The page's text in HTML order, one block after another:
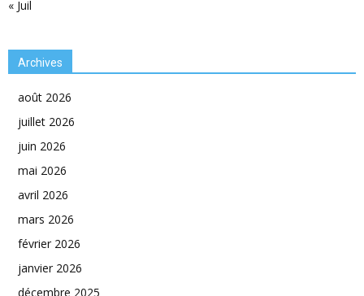
« Juil
Archives
août 2026
juillet 2026
juin 2026
mai 2026
avril 2026
mars 2026
février 2026
janvier 2026
décembre 2025